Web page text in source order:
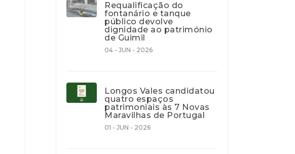
Requalificação do
fontanário e tanque
público devolve
dignidade ao património
de Guimil
04 - JUN - 2026
Longos Vales candidatou
quatro espaços
patrimoniais às 7 Novas
Maravilhas de Portugal
01 - JUN - 2026